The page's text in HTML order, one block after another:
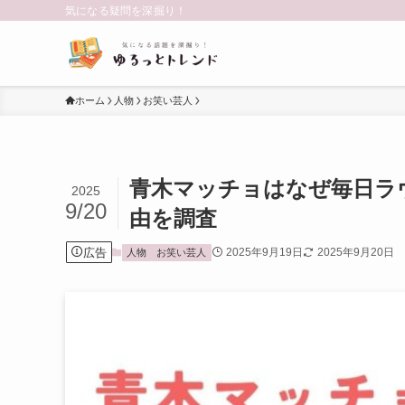
気になる疑問を深掘り！
ホーム 人物 お笑い芸人
青木マッチョはなぜ毎日
由を調査
2025
9/20
広告 人物 お笑い芸人 2025年9月19日 2025年9月20日